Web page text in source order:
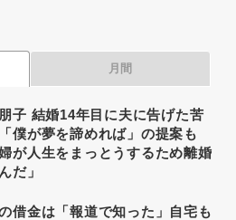
月間
子 結婚14年目に夫に告げた苦
僕が夢を諦めれば」の提案も
婦が人生をまっとうするため離婚
だ」
借金は「報道で知った」自宅も